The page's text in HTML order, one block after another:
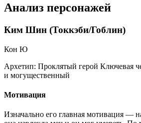
Анализ персонажей
Ким Шин (Токкэби/Гоблин)
Кон Ю
Архетип: Проклятый герой Ключевая
и могущественный
Мотивация
Изначально его главная мотивация —